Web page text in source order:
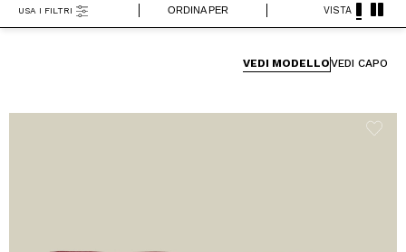
ORDINA PER
USA I FILTRI VISTA
VEDI MODELLOVEDI CAPO